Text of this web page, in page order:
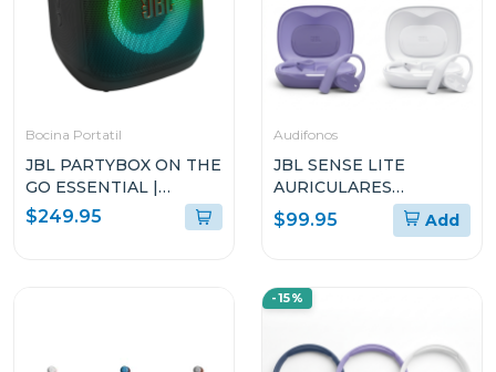
Bocina Portatil
JBL PARTYBOX ON THE
GO ESSENTIAL |
ALTAVOZ PORTÁTIL
PARA FIESTAS CON
$249.95
Audifonos
JBL SENSE LITE
AURICULARES
ABIERTOS TRUE
WIRELESS
$99.95 Add
-15%